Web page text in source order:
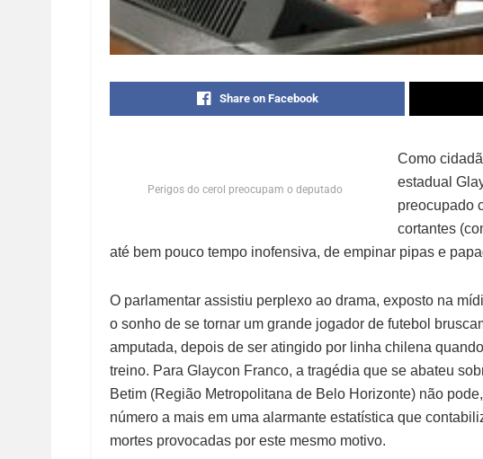
Share on Facebook
Perigos do cerol preocupam o deputado
Como
estadual
preocupado
cortantes
até bem pouco tempo inofensiva, de empinar pipas e
O parlamentar assistiu perplexo ao drama, exposto na
o sonho de se tornar um grande jogador de futebol
amputada, depois de ser atingido por linha chilena
treino. Para Glaycon Franco, a tragédia que se abateu
Betim (Região Metropolitana de Belo Horizonte) não
número a mais em uma alarmante estatística que
mortes provocadas por este mesmo motivo.